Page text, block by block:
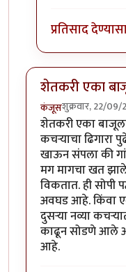
प्रतिसाद
शेतकरी एका
कंजूसशुक्रवार, 22/
शेतकरी एका
कचऱ्याचा ढिगारा
खाऊन संपला की
मग मागचा खत
विकतात. ही
अवघड आहे. किंवा
दुसऱ्या नव्या
काढून सोडणे आले
आहे.